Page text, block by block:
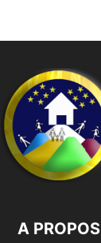
A PROPOS